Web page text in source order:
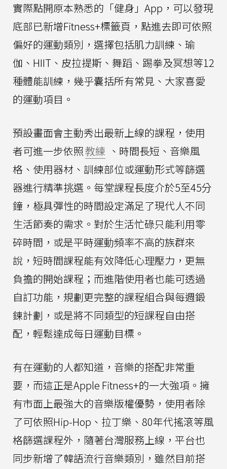
實際點開原本熟悉的「健身」App，可以發現
底部已新增Fitness+標籤頁，點進去即可依照
偏好的運動類別，選擇包括肌力訓練、瑜
伽、HIIT、皮拉提斯、舞蹈、踢拳及冥想等12
種體能訓練，幾乎囊括所有常見、大家喜愛
的運動項目。
預設畫面會主動秀出最新上線的課程，使用
者可進一步依照教練 、時間長短、音樂風
格、使用器材、訓練部位或運動形式等篩選
器進行精準挑選。每堂課程長度介於5至45分
鐘，極具彈性的時間設定滿足了現代人不同
生活節奏的需求。對於生活忙碌只能利用零
碎時間，或是平時運動頻率不高的族群來
說，短時間課程能有效降低心理壓力，更無
負擔的開始課程；而進階使用者也能可透過
自訂功能，規劃更完整的課程組合與每週鍛
鍊計劃，或是將不同類型的短課程自由搭
配，輕鬆達成每日運動目標。
有在運動的人都知道，音樂的搭配非常重
要，而這正是Apple Fitness+的一大強項。擁
有市面上最強大的音樂版權優勢，使用者除
了可依照Hip-Hop、拉丁樂、80年代搖滾等風
格篩選課程外，隨著台灣服務上線，平台也
同步新增了韓語流行音樂類別，雖然目前搭